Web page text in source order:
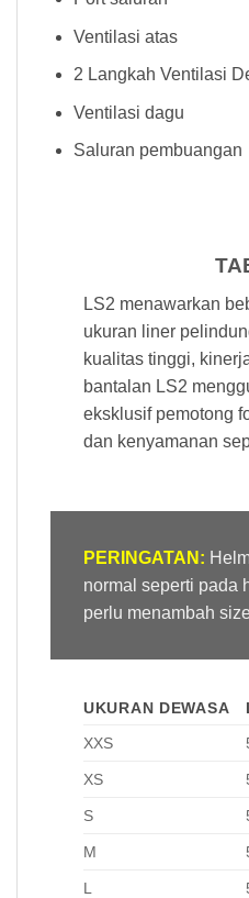
Ventilasi atas
2 Langkah Ventilasi
Ventilasi dagu
Saluran pembuangan
LS2 menawarkan
ukuran liner
kualitas tinggi,
bantalan LS2
eksklusif pemotong
dan kenyamanan
PERINGATAN:
normal seperti pada
perlu menambah
UKURAN DEWASA
XXS
XS
S
M
L